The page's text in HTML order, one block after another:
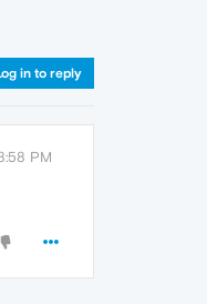
in to reply
PM